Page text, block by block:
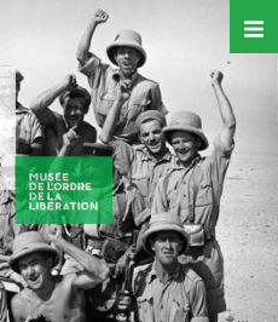
contenu
principal